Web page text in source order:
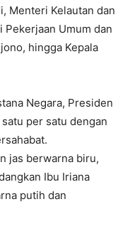
Menteri Kelautan dan
Umum dan
hingga Kepala
Negara, Presiden
per satu dengan
jas berwarna biru,
Ibu Iriana
putih dan